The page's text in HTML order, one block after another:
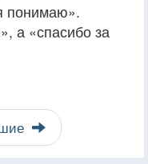
понимаю».
а «спасибо за